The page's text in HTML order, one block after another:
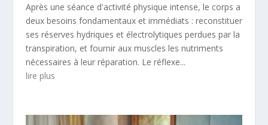
Après une séance d'activité physique intense, le corps a
deux besoins fondamentaux et immédiats : reconstituer
ses réserves hydriques et électrolytiques perdues par la
transpiration, et fournir aux muscles les nutriments
nécessaires à leur réparation. Le réflexe...
lire plus